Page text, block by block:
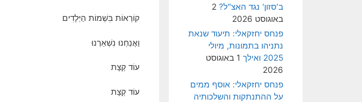
קוֹרְאוֹת בִּשְׁמוֹת הַיְּלָדִים
וַאֲנַחְנוּ נִשְׁאַרְנוּ
עוֹד קְצָת
עוֹד קְצָת
ב'סזון' נגד האצ"ל? 2
באוגוסט 2026
פנחס יחזקאלי: תיעוד שנאת
נתניהו בתמונות, מיולי
2025 ואילך
1 באוגוסט
2026
פנחס יחזקאלי: אוסף ממים
על ההתנתקות והשלכותיה